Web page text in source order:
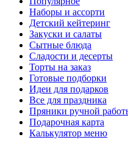
Наборы и ассорти
Детский кейтеринг
Закуски и салаты
Сытные блюда
Сладости и десерты
Торты на заказ
Готовые подборки
Идеи для подарков
Все для праздника
Пряники ручной
Подарочная карта
Калькулятор меню